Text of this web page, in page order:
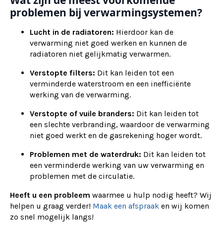
problemen bij verwarmingsystemen?
Lucht in de radiatoren: Hierdoor kan de
verwarming niet goed werken en kunnen de
radiatoren niet gelijkmatig verwarmen.
Verstopte filters: Dit kan leiden tot een
verminderde waterstroom en een inefficiënte
werking van de verwarming.
Verstopte of vuile branders: Dit kan leiden tot
een slechte verbranding, waardoor de verwarming
niet goed werkt en de gasrekening hoger wordt.
Problemen met de waterdruk: Dit kan leiden tot
een verminderde werking van uw verwarming en
problemen met de circulatie.
Heeft u een probleem waarmee u hulp nodig heeft? Wij
helpen u graag verder! Maak een afspraak en wij komen
zo snel mogelijk langs!